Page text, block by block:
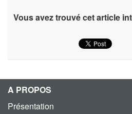
Vous avez trouvé cet article
A PROPOS
Présentation